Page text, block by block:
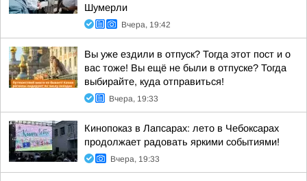
Шумерли
Вчера, 19:42
Вы уже ездили в отпуск? Тогда этот пост и о
вас тоже! Вы ещё не были в отпуске? Тогда
выбирайте, куда отправиться!
Вчера, 19:33
Кинопоказ в Лапсарах: лето в Чебоксарах
продолжает радовать яркими событиями!
Вчера, 19:33